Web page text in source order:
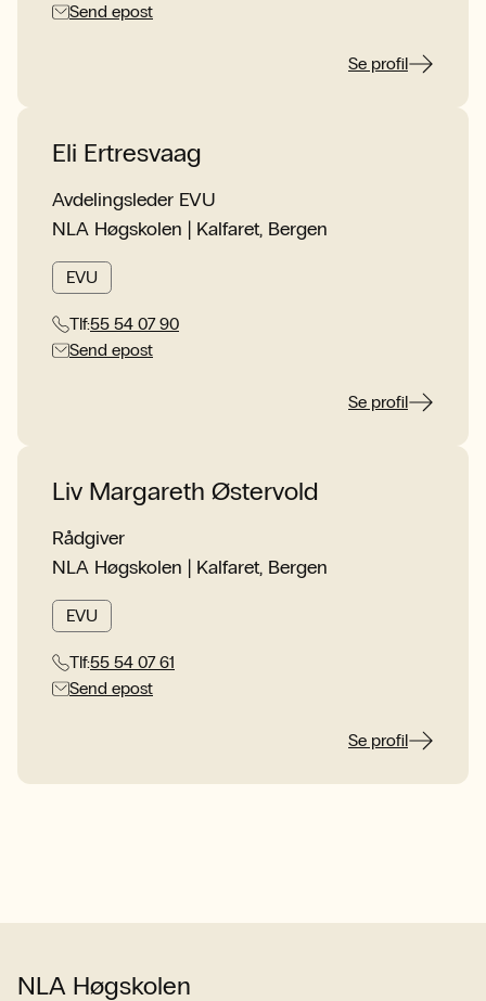
Send epost
Se profil
Eli Ertresvaag
Avdelingsleder EVU
NLA Høgskolen | Kalfaret, Bergen
EVU
Tlf:55 54 07 90
Send epost
Se profil
Liv Margareth Østervold
Rådgiver
NLA Høgskolen | Kalfaret, Bergen
EVU
Tlf:55 54 07 61
Send epost
Se profil
NLA Høgskolen